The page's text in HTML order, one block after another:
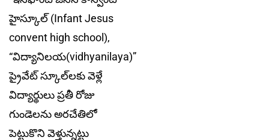
హైస్కూల్ (Infant Jesus
convent high school),
“విద్యానిలయ(vidhyanilaya)”
ప్రైవేట్ స్కూల్‌లకు వెళ్లే
విద్యార్థులు ప్ర‌తీ రోజు
గుండెల‌ను అర‌చేతిలో
పెట్టుకొని వెళ్తున్నట్టు